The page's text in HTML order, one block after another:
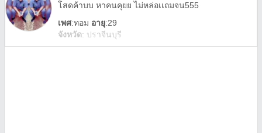
โสดค้าบบ หาคนคุยย ไม่หล่อเเถมจน555
เพศ:ทอม อายุ:29
จังหวัด: ปราจีนบุรี